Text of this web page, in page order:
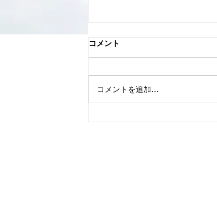
コメント
コメントを追加…